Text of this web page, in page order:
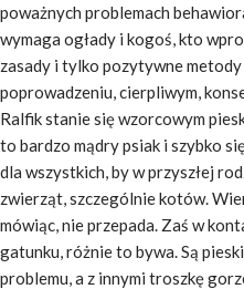
poważnych problemach
wymaga ogłady i kogoś, kto
zasady i tylko pozytywne
poprowadzeniu, cierpliwym,
Ralfik stanie się wzorcowym
to bardzo mądry psiak i szybko
dla wszystkich, by w przyszłej
zwierząt, szczególnie kotów.
mówiąc, nie przepada. Zaś w
gatunku, różnie to bywa. Są
problemu, a z innymi troszkę